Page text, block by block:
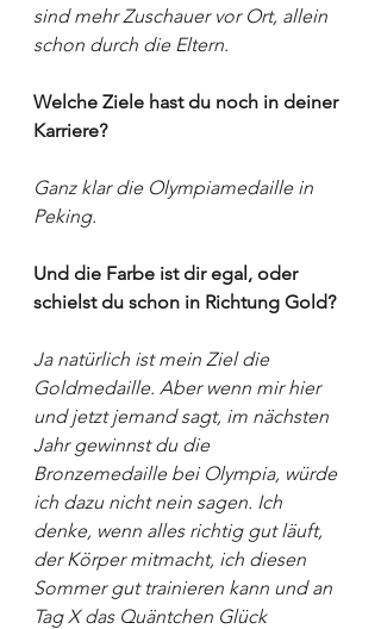
sind mehr Zuschauer vor Ort, allein
schon durch die Eltern.
Welche Ziele hast du noch in deiner
Karriere?
Ganz klar die Olympiamedaille in
Peking.
Und die Farbe ist dir egal, oder
schielst du schon in Richtung Gold?
Ja natürlich ist mein Ziel die
Goldmedaille. Aber wenn mir hier
und jetzt jemand sagt, im nächsten
Jahr gewinnst du die
Bronzemedaille bei Olympia, würde
ich dazu nicht nein sagen. Ich
denke, wenn alles richtig gut läuft,
der Körper mitmacht, ich diesen
Sommer gut trainieren kann und an
Tag X das Quäntchen Glück